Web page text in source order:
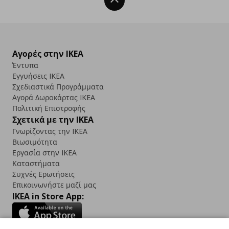
Αγορές στην IKEA
Έντυπα
Εγγυήσεις IKEA
Σχεδιαστικά Προγράμματα
Αγορά Δωρoκάρτας IKEA
Πολιτική Επιστροφής
Σχετικά με την IKEA
Γνωρίζοντας την IKEA
Βιωσιμότητα
Εργασία στην IKEA
Καταστήματα
Συχνές Ερωτήσεις
Επικοινωνήστε μαζί μας
IKEA in Store App: